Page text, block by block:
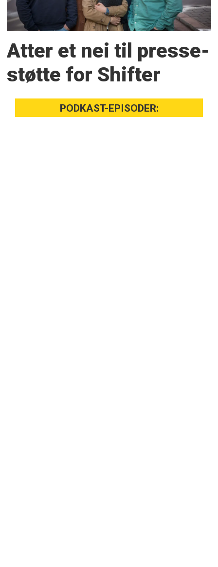
Atter et nei til presse­
støtte for Shifter
PODKAST-EPISODER: